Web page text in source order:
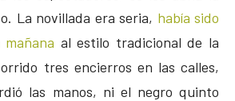
La novillada era seria, había sido
al estilo tradicional de la
tres encierros en las calles,
las manos, ni el negro quinto